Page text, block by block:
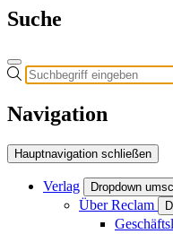
Suche
Navigation
Hauptnavigation schließen
Verlag Dropdown
Über Reclam